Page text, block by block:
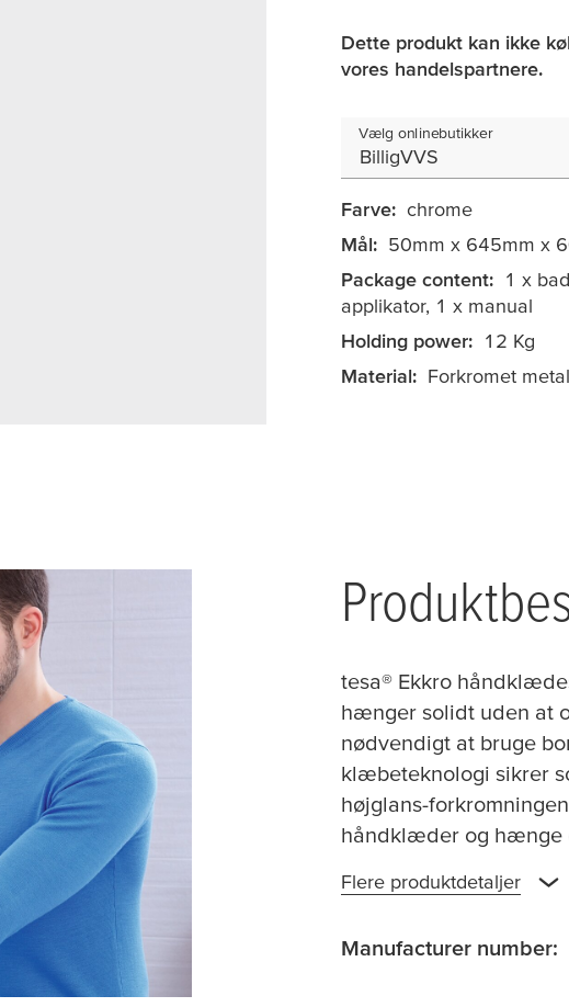
Dette produkt kan ikke
vores handelspartnere.
BilligVVS
Vælg onlinebutikker
Farve: chrome
Mål: 50mm x 645mm x
Package content: 1 x
applikator, 1 x manual
Holding power: 12 Kg
Material: Forkromet metal
tesa® Ekkro
hænger solidt uden at
nødvendigt at bruge
klæbeteknologi sikrer
højglans-
håndklæder og hænge
Flere produktdetaljer
Manufacturer number: